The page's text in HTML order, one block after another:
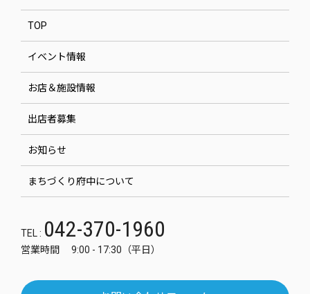
TOP
イベント情報
お店＆施設情報
出店者募集
お知らせ
まちづくり府中について
TEL : 042-370-1960
営業時間 9:00 - 17:30（平日）